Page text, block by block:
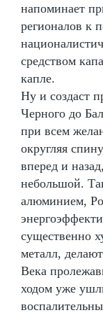
напоминает
регионалов к
средством
капле.
Ну и создаст
Черного до
при всем
округляя
вперед и
небольшой.
алюминием,
существенно
металл,
Века
ходом уже